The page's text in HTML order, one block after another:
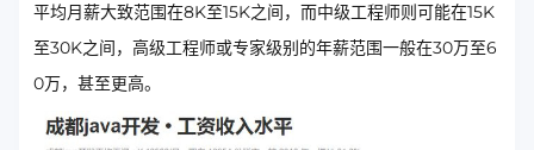
平均月薪大致范围在8K至15K之间，而中级工程师则可能在15K
至30K之间，高级工程师或专家级别的年薪范围一般在30万至6
0万，甚至更高。